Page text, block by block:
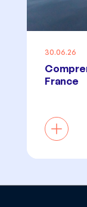
30.06.26
France